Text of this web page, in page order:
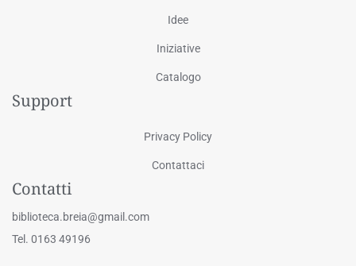
Idee
Iniziative
Catalogo
Support
Privacy Policy
Contattaci
Contatti
biblioteca.breia@gmail.com
Tel. 0163 49196